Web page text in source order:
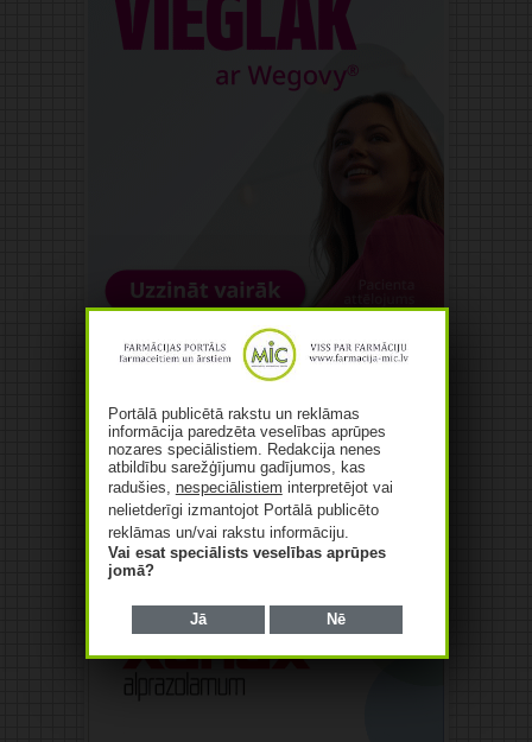
Reklāma
Portālā publicētā rakstu un reklāmas
informācija paredzēta veselības aprūpes
nozares speciālistiem. Redakcija nenes
atbildību sarežģījumu gadījumos, kas
radušies, nespeciālistiem interpretējot vai
nelietderīgi izmantojot Portālā publicēto
reklāmas un/vai rakstu informāciju.
Vai esat speciālists veselības aprūpes
jomā?
Jā Nē